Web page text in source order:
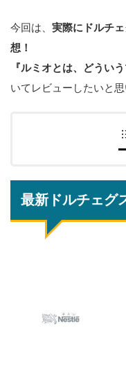
今回は、 実際にドルチ
想！
『ルミオとは、どうい
いてレビューしたいと思
最新ドルチェグ